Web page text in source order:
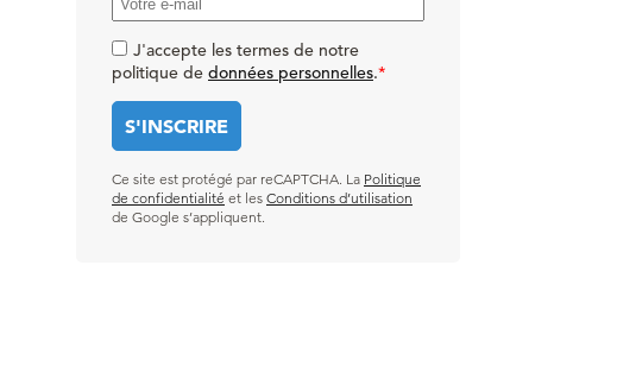
J'accepte les termes de notre
politique de données personnelles.*
Ce site est protégé par reCAPTCHA. La Politique
de confidentialité et les Conditions d’utilisation
de Google s’appliquent.